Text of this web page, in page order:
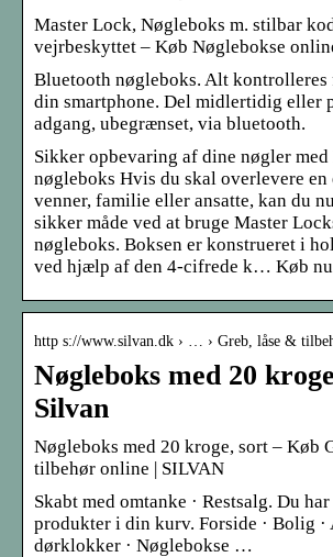
Master Lock, Nøgleboks m. stilbar
vejrbeskyttet – Køb Nøglebokse
Bluetooth nøgleboks. Alt kontrolleres
din smartphone. Del midlertidig eller
adgang, ubegrænset, via bluetooth.
Sikker opbevaring af dine nøgler
nøgleboks Hvis du skal overlevere
venner, familie eller ansatte, kan du
sikker måde ved at bruge Master
nøgleboks. Boksen er konstrueret i
ved hjælp af den 4-cifrede k… Køb
http s://www.silvan.dk › … › Greb, låse &
Nøgleboks med 20
Silvan
Nøgleboks med 20 kroge, sort – Køb
tilbehør online | SILVAN
Skabt med omtanke · Restsalg. Du
produkter i din kurv. Forside · Bolig
dørklokker · Nøglebokse …